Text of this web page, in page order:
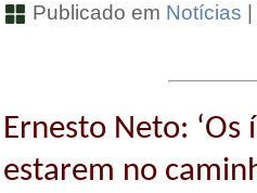
Publicado em Notícias
Ernesto Neto:
estarem no